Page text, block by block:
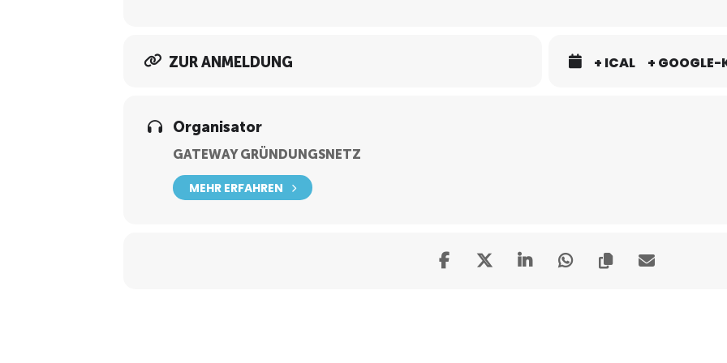
ZUR ANMELDUNG + ICAL + GOOGLE-
Organisator
GATEWAY GRÜNDUNGSNETZ
MEHR ERFAHREN